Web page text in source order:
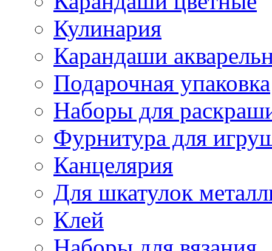
Кулинария
Карандаши
Подарочная упаковка
Наборы для
Фурнитура для
Канцелярия
Для шкатулок
Клей